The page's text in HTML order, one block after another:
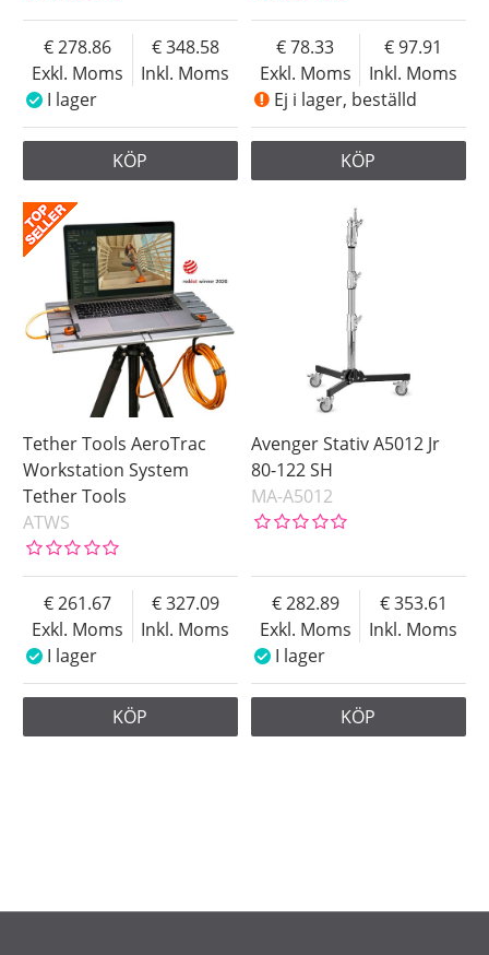
Exkl. Moms
278.86
Inkl. Moms
348.58
I lager
KÖP
Exkl. Moms
78.33
Inkl. Moms
97.91
Ej i lager, beställd
KÖP
Tether Tools AeroTrac
Workstation System
Tether Tools
ATWS
Exkl. Moms
261.67
Inkl. Moms
327.09
I lager
KÖP
Avenger Stativ A5012 Jr
80-122 SH
MA-A5012
Exkl. Moms
282.89
Inkl. Moms
353.61
I lager
KÖP